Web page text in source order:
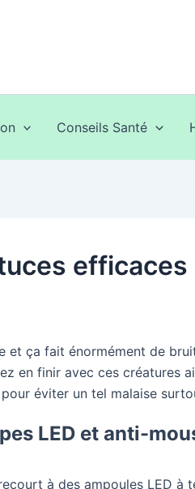
Conseils Santé
et ça fait énormément de
en finir avec ces créatures
éviter un tel malaise
LED et anti-
à des ampoules LED